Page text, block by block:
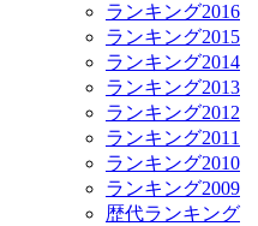
ランキング2016
ランキング2015
ランキング2014
ランキング2013
ランキング2012
ランキング2011
ランキング2010
ランキング2009
歴代ランキング